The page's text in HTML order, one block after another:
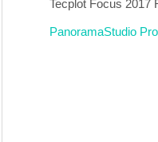
Tecplot Focus 2017
PanoramaStudio